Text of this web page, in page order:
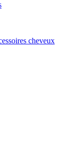
cheveux